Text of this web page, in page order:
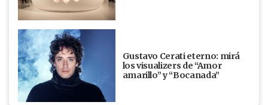
Gustavo Cerati eterno: mirá
los visualizers de “Amor
amarillo” y “Bocanada”